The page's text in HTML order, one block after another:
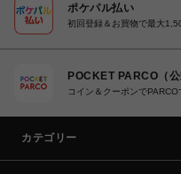
ポケパル払い
初回登録＆お買物で最大
POCKET PARCO（公
コイン＆クーポンで
カテゴリー